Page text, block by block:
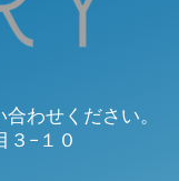
わせください。
３−１０